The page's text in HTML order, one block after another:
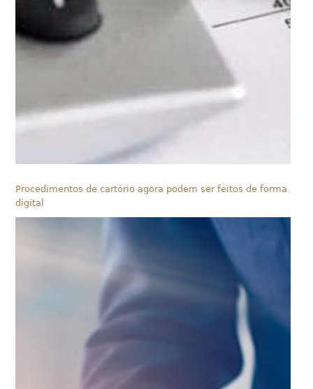
Procedimentos de cartório agora podem ser feitos de forma
digital